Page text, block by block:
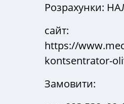
Розрахунки:
сайт:
https://
kontsentrator-
Замовити: